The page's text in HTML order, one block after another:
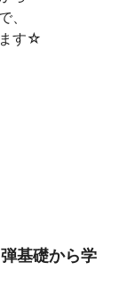
、
す☆
基礎から学